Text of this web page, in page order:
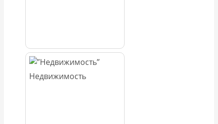
Недвижимость